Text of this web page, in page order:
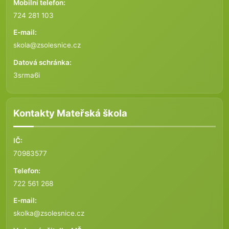
Mobilní telefon:
724 281 103
E-mail:
skola@zsolesnice.cz
Datová schránka:
3srma6i
Kontakty Mateřská škola
IČ:
70983577
Telefon:
722 561 268
E-mail:
skolka@zsolesnice.cz